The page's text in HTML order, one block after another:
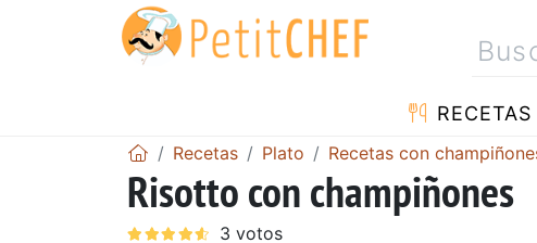
RECETAS
Recetas Plato Recetas con
Risotto con champiñones